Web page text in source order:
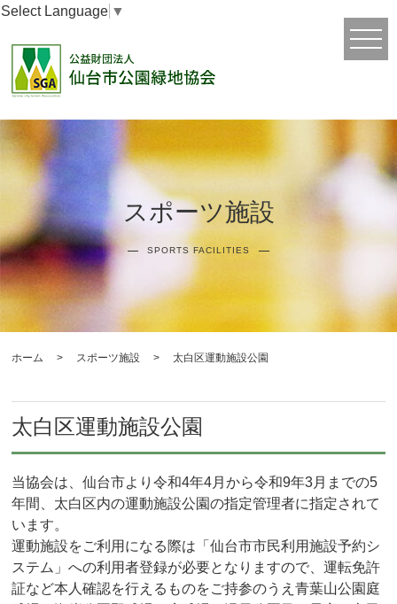
Select Language ▼
スポーツ施設
SPORTS FACILITIES
ホーム > スポーツ施設 >太白区運動施設公園
太白区運動施設公園
当協会は、仙台市より令和4年4月から令和9年3月までの5
年間、太白区内の運動施設公園の指定管理者に指定されて
います。
運動施設をご利用になる際は「仙台市市民利用施設予約シ
ステム」への利用者登録が必要となりますので、運転免許
証など本人確認を行えるものをご持参のうえ青葉山公園庭